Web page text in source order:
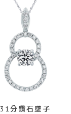
31分鑽石墜子